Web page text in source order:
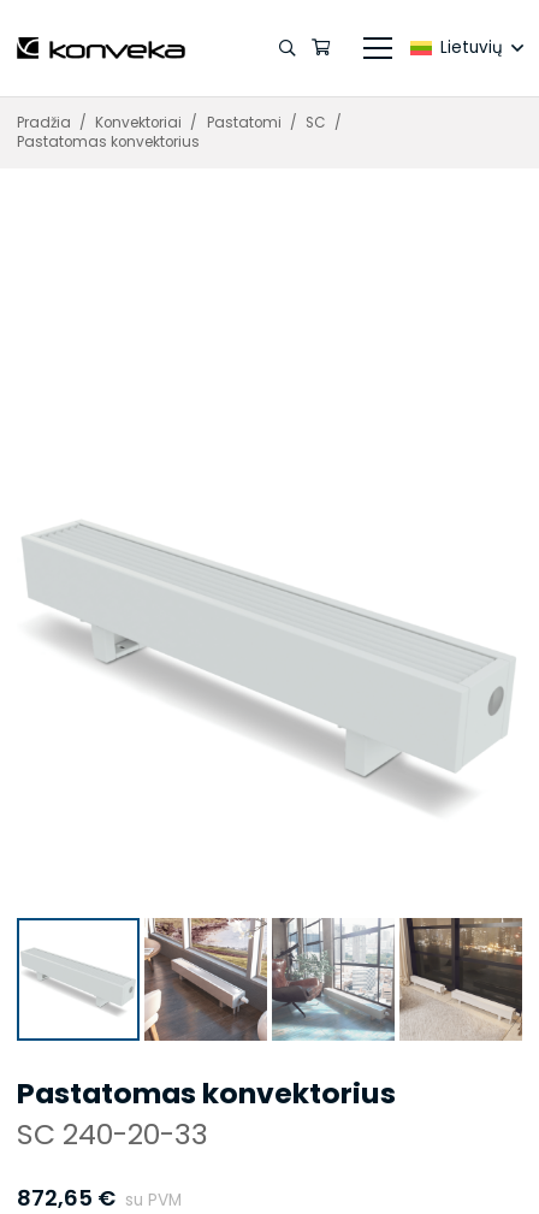
Lietuvių
Pradžia / Konvektoriai / Pastatomi / SC /
Pastatomas konvektorius
Pastatomas konvektorius
SC 240-20-33
872,65 € su PVM